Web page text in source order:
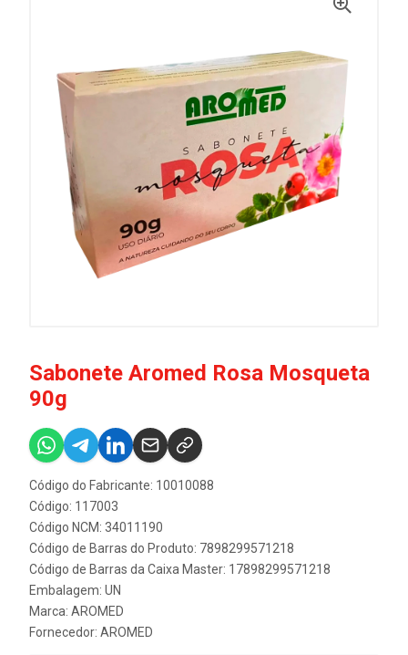
Sabonete Aromed Rosa Mosqueta
90g
Código do Fabricante: 10010088
Código: 117003
Código NCM: 34011190
Código de Barras do Produto: 7898299571218
Código de Barras da Caixa Master: 17898299571218
Embalagem: UN
Marca: AROMED
Fornecedor: AROMED